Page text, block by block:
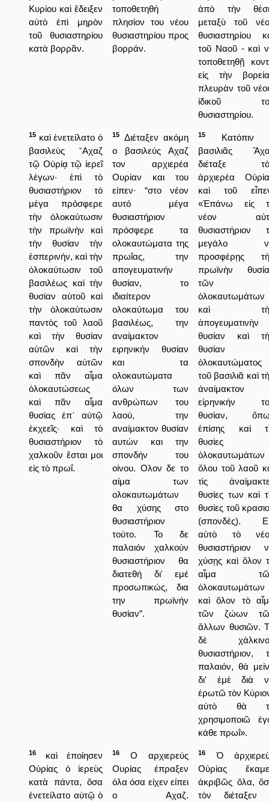
Κυρίου καὶ ἔδειξεν
αὐτὸ ἐπὶ μηρὸν
τοῦ θυσιαστηρίου
κατὰ βορρᾶν.
τοποθετηθή
πλησίον του νέου
θυσιαστηρίου προς
βορράν.
ἀπὸ τὴν
μεταξὺ τοῦ
θυσιαστηρίου
τοῦ Ναοῦ - καὶ
τοποθετηθῇ
εἰς τὴν
πλευρὰν τοῦ
ἰδικοῦ
θυσιαστηρίου.
15 καὶ ἐνετείλατο ὁ
βασιλεὺς ῎Αχαζ
τῷ Οὐρίᾳ τῷ ἱερεῖ
λέγων· ἐπὶ τὸ
θυσιαστήριον τὸ
μέγα πρόσφερε
τὴν ὁλοκαύτωσιν
τὴν πρωϊνὴν καὶ
τὴν θυσίαν τὴν
ἑσπερινήν, καὶ τὴν
ὁλοκαύτωσιν τοῦ
βασιλέως καὶ τὴν
θυσίαν αὐτοῦ καὶ
τὴν ὁλοκαύτωσιν
παντὸς τοῦ λαοῦ
καὶ τὴν θυσίαν
αὐτῶν καὶ τὴν
σπονδὴν αὐτῶν
καὶ πᾶν αἷμα
ὁλοκαυτώσεως
καὶ πᾶν αἷμα
θυσίας ἐπ᾿ αὐτῷ
ἐκχεεῖς· καὶ τὸ
θυσιαστήριον τὸ
χαλκοῦν ἔσται μοι
εἰς τὸ πρωΐ.
15
Διέταξεν ακόμη
ο βασιλεύς Αχαζ
τον αρχιερέα
Ουρίαν και του
είπεν· “στο νέον
αυτό μέγα
θυσιαστήριον
πρόσφερε τα
ολοκαυτώματα της
πρωΐας, την
απογευματινήν
θυσίαν, το
ιδιαίτερον
ολοκαύτωμα του
βασιλέως, την
αναίμακτον
ειρηνικήν θυσίαν
και τα
ολοκαυτώματα
όλων των
ανθρώπων του
λαού, την
αναίμακτον θυσίαν
αυτών και την
σπονδήν του
οίνου. Ολον δε το
αίμα των
ολοκαυτωμάτων
θα χύσης στο
θυσιαστήριον
τούτο. Το δε
παλαιόν χαλκούν
θυσιαστήριον θα
διατεθή δι' εμέ
προσωπικώς, δια
την πρωϊνήν
θυσίαν”.
15
Κατόπιν
βασιλιᾶς
διέταξε
ἀρχιερέα
καὶ τοῦ
«Ἐπάνω εἰς
νέον
θυσιαστήριον
μεγάλο
προσφέρῃς
πρωϊνὴν
τῶν
ὁλοκαυτωμάτων
καὶ
ἀπογευματινὴν
θυσίαν καὶ
θυσίαν
ὁλοκαυτώματος
τοῦ βασιλιᾶ καὶ
ἀναίμακτον
εἰρηνικήν
θυσίαν,
ἐπίσης καί
θυσίες
ὁλοκαυτωμάτων
ὅλου τοῦ λαοῦ
τὶς
θυσίες των καὶ
θυσίες τοῦ
(σπονδές).
αὐτὸ τὸ
θυσιαστήριον
χύσῃς καὶ ὅλον
αἷμα
ὁλοκαυτωμάτων
καὶ ὅλον τὸ
τῶν ζώων
ἄλλων θυσιῶν.
δὲ
θυσιαστήριον,
παλαιόν, θὰ
δι' ἐμὲ διὰ
ἐρωτῶ τὸν
αὐτὸ θὰ
χρησιμοποιῶ
κάθε πρωΐ».
16
καὶ ἐποίησεν
Οὐρίας ὁ ἱερεὺς
κατὰ πάντα, ὅσα
ἐνετείλατο αὐτῷ ὁ
16
Ο αρχιερεύς
Ουρίας έπραξεν
όλα όσα είχεν είπει
ο Αχαζ.
16
Ὁ
Οὐρίας
ἀκριβῶς ὅλα,
τὸν διέταξεν